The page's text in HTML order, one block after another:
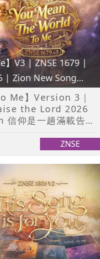
】V3 | ZNSE 1679 |
| Zion New Song
Me】Version 3｜
the Lord 2026
仰是一趟滿載告
ZNSE